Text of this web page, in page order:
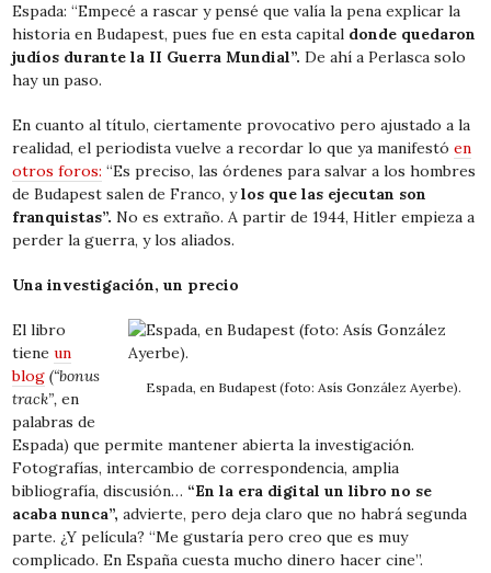
Espada: “Empecé a rascar y pensé que valía la pena explicar la
historia en Budapest, pues fue en esta capital donde quedaron
judíos durante la II Guerra Mundial”. De ahí a Perlasca solo
hay un paso.
En cuanto al título, ciertamente provocativo pero ajustado a la
realidad, el periodista vuelve a recordar lo que ya manifestóen
otros foros: “Es preciso, las órdenes para salvar a los hombres
de Budapest salen de Franco, ylos que las ejecutan son
franquistas”. No es extraño. A partir de 1944, Hitler empieza a
perder la guerra, y los aliados.
Una investigación, un precio
Espada, en Budapest (foto: Asís González Ayerbe).
El libro
tieneun
blog (“bonus
track”, en
palabras de
Espada) que permite mantener abierta la investigación.
Fotografías, intercambio de correspondencia, amplia
bibliografía, discusión… “En la era digital un libro no se
acaba nunca”, advierte, pero deja claro que no habrá segunda
parte. ¿Y película? “Me gustaría pero creo que es muy
complicado. En España cuesta mucho dinero hacer cine”.